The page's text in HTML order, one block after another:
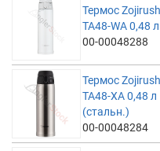
Термос
TA48-WA 0,48
00-00048288
Термос
TA48-XA 0,48 л
(стальн.)
00-00048284